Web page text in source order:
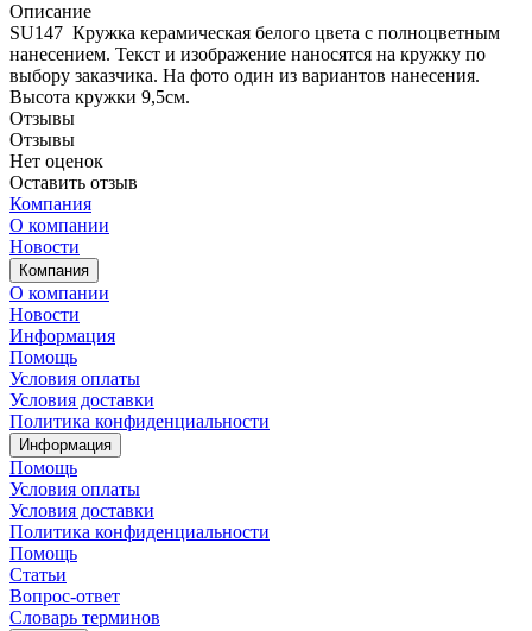
Описание
SU147 Кружка керамическая белого цвета с полноцветным
нанесением. Текст и изображение наносятся на кружку по
выбору заказчика. На фото один из вариантов нанесения.
Высота кружки 9,5см.
Отзывы
Отзывы
Нет оценок
Оставить отзыв
Компания
О компании
Новости
Компания
О компании
Новости
Информация
Помощь
Условия оплаты
Условия доставки
Политика конфиденциальности
Информация
Помощь
Условия оплаты
Условия доставки
Политика конфиденциальности
Помощь
Статьи
Вопрос-ответ
Словарь терминов